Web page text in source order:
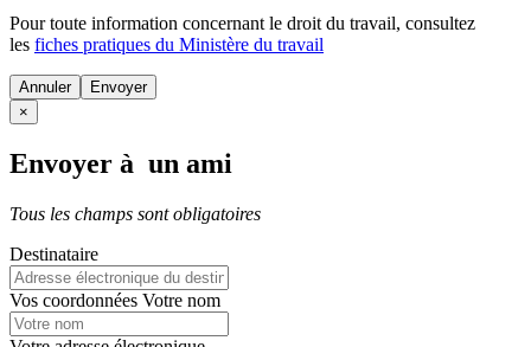
Pour toute information concernant le droit du travail, consultez
les fiches pratiques du Ministère du travail
Annuler
×
Envoyer à un ami
Tous les champs sont obligatoires
Destinataire
Vos coordonnées Votre nom